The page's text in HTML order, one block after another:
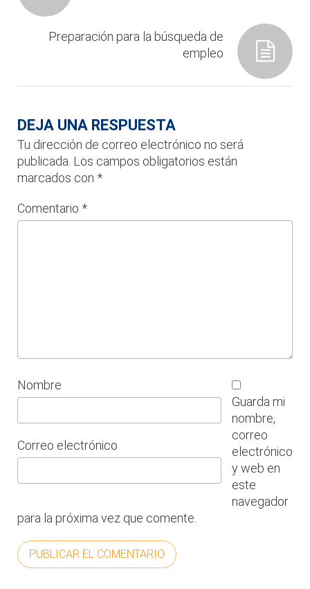
Preparación para la búsqueda de
empleo
DEJA UNA RESPUESTA
Tu dirección de correo electrónico no será
publicada. Los campos obligatorios están
marcados con *
Comentario *
Nombre
Correo electrónico
Guarda mi
nombre,
correo
electrónico
y web en
este
navegador
para la próxima vez que comente.